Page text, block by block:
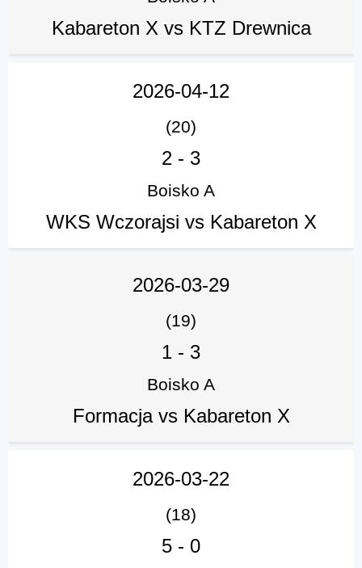
Kabareton X vs KTZ Drewnica
2026-04-12
(20)
2 - 3
Boisko A
WKS Wczorajsi vs Kabareton X
2026-03-29
(19)
1 - 3
Boisko A
Formacja vs Kabareton X
2026-03-22
(18)
5 - 0